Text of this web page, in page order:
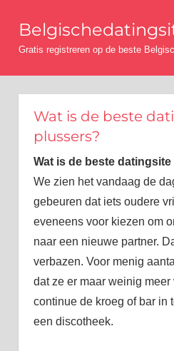
naar
Gratis registreren op de beste
Wat is de beste
plussers?
Wat is de beste
We zien het vandaag de
gebeuren dat iets oudere
eveneens voor kiezen om
naar een nieuwe partner.
verbazen. Voor menig
dat ze er maar weinig
continue de kroeg of bar in
een discotheek.